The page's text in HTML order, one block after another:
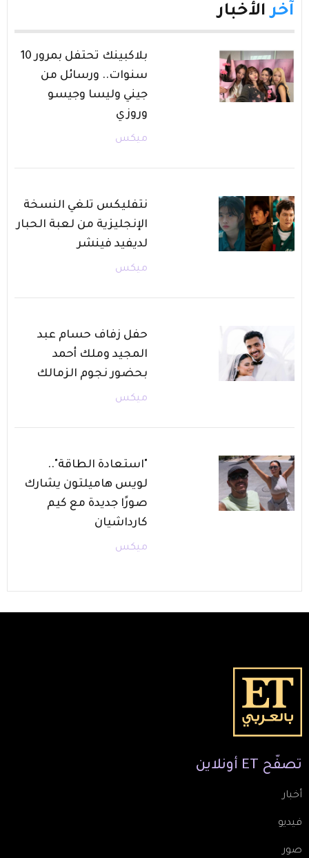
آخر الأخبار
بلاكبينك تحتفل بمرور 10
سنوات.. ورسائل من
جيني وليسا وجيسو
وروزي
ميكس
نتفليكس تلغي النسخة
الإنجليزية من لعبة الحبار
لديفيد فينشر
ميكس
حفل زفاف حسام عبد
المجيد وملك أحمد
بحضور نجوم الزمالك
ميكس
"استعادة الطاقة"..
لويس هاميلتون يشارك
صورًا جديدة مع كيم
كارداشيان
ميكس
تصفّح ET أونلاين
أخبار
فيديو
صور